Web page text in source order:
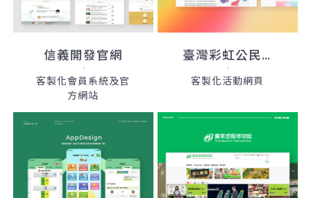
信義開發官網
客製化會員系統及官
方網站
臺灣彩虹公民行動協會
客製化活動網頁